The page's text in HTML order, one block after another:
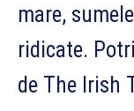
mare,
ridicate.
de The Irish